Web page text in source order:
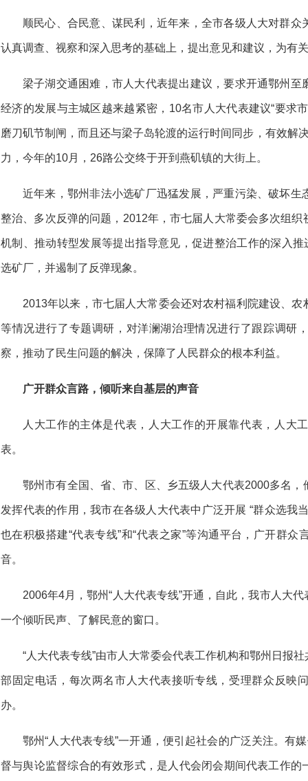
顺民心、合民意、谋民利，近年来，全市各级人大对群
认真调查、视察和深入思考的基础上，提出意见和建议，为有
梁子湖交通困难，市人大代表提出建议，要求开通鄂州
经济的发展与主城区越来越紧密，10名市人大代表建议“要求
磨刀矶节制闸，而且还与梁子岛轮渡的运行时间同步，有效解
力，今年的10月，26路公交终于开到燕矶镇的大街上。
近年来，鄂州非法小选矿厂迅猛发展，严重污染、破坏
整治、多次反弹的问题，2012年，市七届人大常委会多次组
机制、推动转型发展等提出指导意见，促进整治工作的深入
选矿厂，并遏制了反弹现象。
2013年以来，市七届人大常委会还对农村福利院建设、
等情况进行了专题调研，对洋澜湖治理情况进行了跟踪调研
察，推动了民生问题的解决，保障了人民群众的根本利益。
广开群众言路，倾听来自基层的声音
人大工作的主体是代表，人大工作的开展靠代表，人大
表。
鄂州市有全国、省、市、区、乡五级人大代表2000多名
发挥代表的作用，我市在各级人大代表中广泛开展 “群众选我
也在积极搭建“代表专线”和“代表之家”等沟通平台，广开群
音。
2006年4月，鄂州“人大代表专线”开通，自此，我市人大
一个倾听民声、了解民意的窗口。
“人大代表专线”由市人大常委会代表工作机构和鄂州日报
部固定电话，每次两名市人大代表接听专线，受理群众反映
办。
鄂州“人大代表专线”一开通，便引起社会的广泛关注。有
督与舆论监督综合的有效形式，是人代会闭会期间代表工作